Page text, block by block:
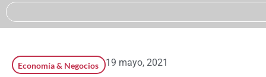
Economía & Negocios 19 mayo, 2021